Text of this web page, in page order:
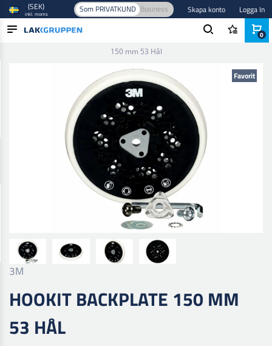
(SEK)
inkl. moms Som PRIVATKUND Business Skapa konto Logga In
150 mm 53 Hål
Favorit
3M
HOOKIT BACKPLATE 150 MM
53 HÅL
0